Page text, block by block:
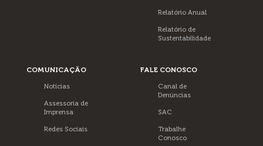
Relatório Anual
Relatório de
Sustentabilidade
COMUNICAÇÃO
Notícias
Assessoria de
Imprensa
Redes Sociais
FALE CONOSCO
Canal de
Denúncias
SAC
Trabalhe
Conosco